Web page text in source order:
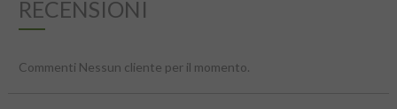
RECENSIONI
Commenti Nessun cliente per il momento.